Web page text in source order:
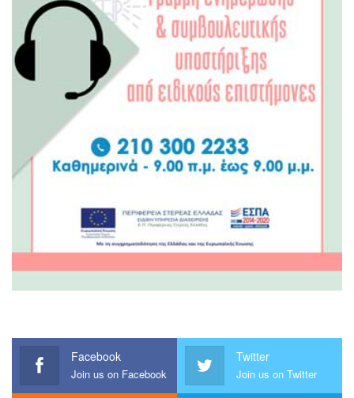
Facebook
Join us on Facebook
Twitter
Join us on Twitter